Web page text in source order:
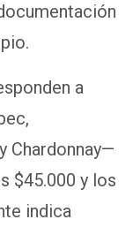
a
Chardonnay—
$45.000 y los
indica